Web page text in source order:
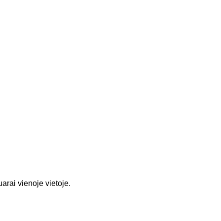
vienoje vietoje.